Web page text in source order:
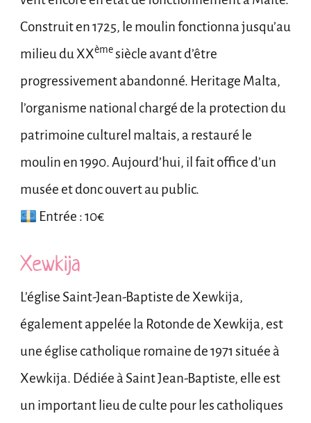
Construit en 1725, le moulin fonctionna jusqu’au
milieu du XXèmesiècle avant d’être
progressivement abandonné. Heritage Malta,
l’organisme national chargé de la protection du
patrimoine culturel maltais, a restauré le
moulin en 1990. Aujourd’hui, il fait office d’un
musée et donc ouvert au public.
Entrée : 10€
Xewkija
L’église Saint-Jean-Baptiste de Xewkija,
également appelée la Rotonde de Xewkija, est
une église catholique romaine de 1971 située à
Xewkija. Dédiée à Saint Jean-Baptiste, elle est
un important lieu de culte pour les catholiques